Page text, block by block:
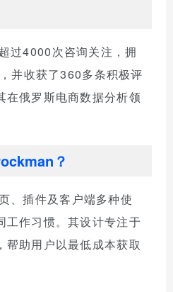
过4000次咨询关注，拥
并收获了360多条积极评
在俄罗斯电商数据分析领
？
、插件及客户端多种使
工作习惯。其设计专注于
帮助用户以最低成本获取